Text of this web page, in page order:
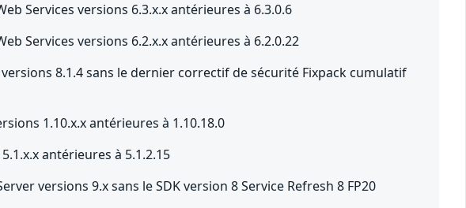
Services versions 6.3.x.x antérieures à 6.3.0.6
Services versions 6.2.x.x antérieures à 6.2.0.22
8.1.4 sans le dernier correctif de sécurité Fixpack cumulatif
1.10.x.x antérieures à 1.10.18.0
antérieures à 5.1.2.15
versions 9.x sans le SDK version 8 Service Refresh 8 FP20